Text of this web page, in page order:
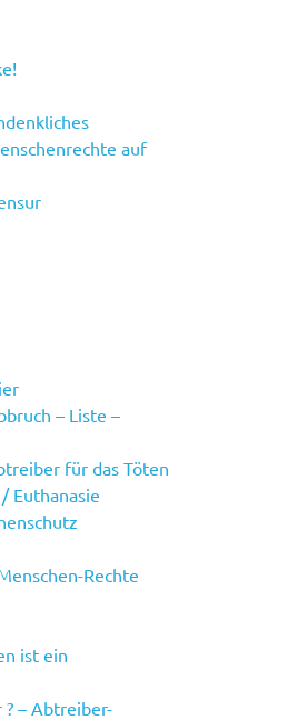
auf
– Liste –
für das Töten
Euthanasie
Rechte
ist ein
– Abtreiber-